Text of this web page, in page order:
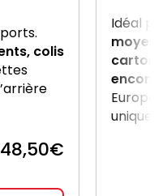
colis
Idéal
cartons
Europe,